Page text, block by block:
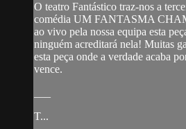
O teatro Fantástico traz-nos a
comédia UM FANTASMA
ao vivo pela nossa equipa esta
ninguém acreditará nela! Muitas
esta peça onde a verdade acaba
vence.
T...